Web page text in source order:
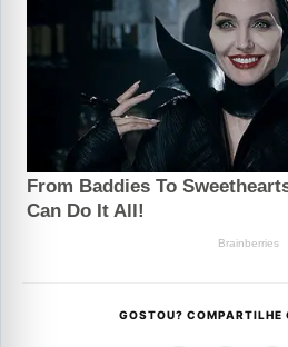
GOSTOU? COMPARTILHE